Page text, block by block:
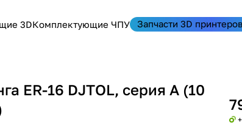
3DКомплектующие ЧПУ Запчасти 3D
ER-16 DJTOL, серия А (10